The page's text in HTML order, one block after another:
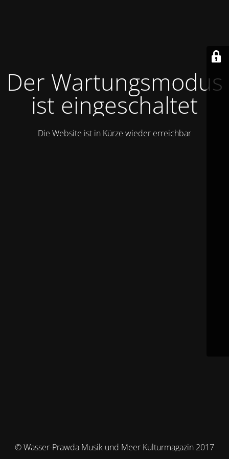
Der Wartungsmodus
ist eingeschaltet
Die Website ist in Kürze wieder erreichbar
© Wasser-Prawda Musik und Meer Kulturmagazin 2017